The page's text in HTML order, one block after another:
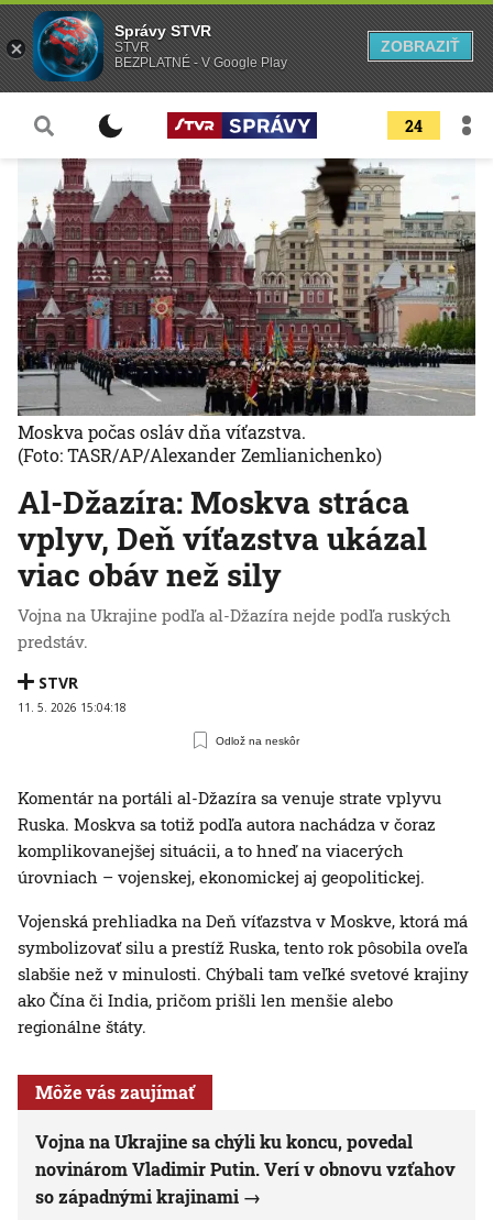
24
Al-Džazíra: Moskva stráca
vplyv, Deň víťazstva ukázal
viac obáv než sily
Vojna na Ukrajine podľa al-Džazíra nejde podľa ruských
predstáv.
STVR
11. 5. 2026 15:04:18
Odlož na neskôr
Moskva počas osláv dňa víťazstva.
(Foto: TASR/AP/Alexander Zemlianichenko)
Komentár na portáli al-Džazíra sa venuje strate vplyvu
Ruska. Moskva sa totiž podľa autora nachádza v čoraz
komplikovanejšej situácii, a to hneď na viacerých
úrovniach – vojenskej, ekonomickej aj geopolitickej.
Vojenská prehliadka na Deň víťazstva v Moskve, ktorá má
symbolizovať silu a prestíž Ruska, tento rok pôsobila oveľa
slabšie než v minulosti. Chýbali tam veľké svetové krajiny
ako Čína či India, pričom prišli len menšie alebo
regionálne štáty.
Môže vás zaujímať
Vojna na Ukrajine sa chýli ku koncu, povedal
novinárom Vladimir Putin. Verí v obnovu vzťahov
so západnými krajinami
Správy STVR
STVR
BEZPLATNÉ - V Google Play
ZOBRAZIŤ